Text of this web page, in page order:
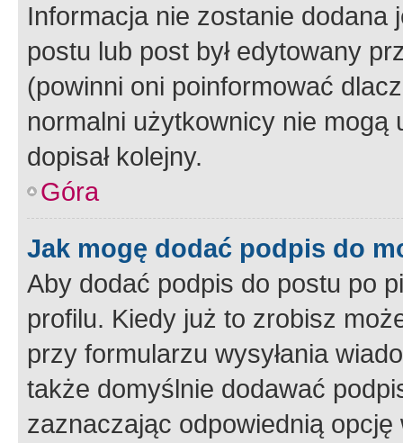
Informacja nie zostanie dodana
postu lub post był edytowany
(powinni oni poinformować
normalni użytkownicy nie
dopisał kolejny.
Góra
Jak mogę dodać podpis do
Aby dodać podpis do postu po
profilu. Kiedy już to zrobisz
przy formularzu wysyłania
także domyślnie dodawać
zaznaczając odpowiednią